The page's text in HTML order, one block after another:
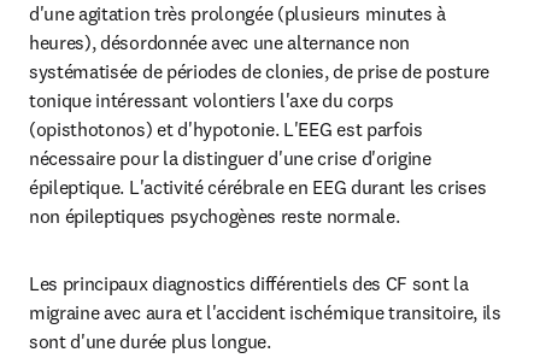
d'une agitation très prolongée (plusieurs minutes à
heures), désordonnée avec une alternance non
systématisée de périodes de clonies, de prise de posture
tonique intéressant volontiers l'axe du corps
(opisthotonos) et d'hypotonie. L'EEG est parfois
nécessaire pour la distinguer d'une crise d'origine
épileptique. L'activité cérébrale en EEG durant les crises
non épileptiques psychogènes reste normale.
Les principaux diagnostics différentiels des CF sont la
migraine avec aura et l'accident ischémique transitoire, ils
sont d'une durée plus longue.